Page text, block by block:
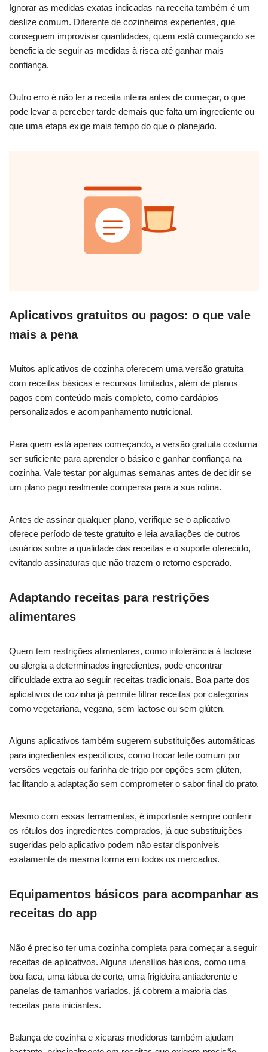
Ignorar as medidas exatas indicadas na receita também é um
deslize comum. Diferente de cozinheiros experientes, que
conseguem improvisar quantidades, quem está começando se
beneficia de seguir as medidas à risca até ganhar mais
confiança.
Outro erro é não ler a receita inteira antes de começar, o que
pode levar a perceber tarde demais que falta um ingrediente ou
que uma etapa exige mais tempo do que o planejado.
Aplicativos gratuitos ou pagos: o que vale
mais a pena
Muitos aplicativos de cozinha oferecem uma versão gratuita
com receitas básicas e recursos limitados, além de planos
pagos com conteúdo mais completo, como cardápios
personalizados e acompanhamento nutricional.
Para quem está apenas começando, a versão gratuita costuma
ser suficiente para aprender o básico e ganhar confiança na
cozinha. Vale testar por algumas semanas antes de decidir se
um plano pago realmente compensa para a sua rotina.
Antes de assinar qualquer plano, verifique se o aplicativo
oferece período de teste gratuito e leia avaliações de outros
usuários sobre a qualidade das receitas e o suporte oferecido,
evitando assinaturas que não trazem o retorno esperado.
Adaptando receitas para restrições
alimentares
Quem tem restrições alimentares, como intolerância à lactose
ou alergia a determinados ingredientes, pode encontrar
dificuldade extra ao seguir receitas tradicionais. Boa parte dos
aplicativos de cozinha já permite filtrar receitas por categorias
como vegetariana, vegana, sem lactose ou sem glúten.
Alguns aplicativos também sugerem substituições automáticas
para ingredientes específicos, como trocar leite comum por
versões vegetais ou farinha de trigo por opções sem glúten,
facilitando a adaptação sem comprometer o sabor final do prato.
Mesmo com essas ferramentas, é importante sempre conferir
os rótulos dos ingredientes comprados, já que substituições
sugeridas pelo aplicativo podem não estar disponíveis
exatamente da mesma forma em todos os mercados.
Equipamentos básicos para acompanhar as
receitas do app
Não é preciso ter uma cozinha completa para começar a seguir
receitas de aplicativos. Alguns utensílios básicos, como uma
boa faca, uma tábua de corte, uma frigideira antiaderente e
panelas de tamanhos variados, já cobrem a maioria das
receitas para iniciantes.
Balança de cozinha e xícaras medidoras também ajudam